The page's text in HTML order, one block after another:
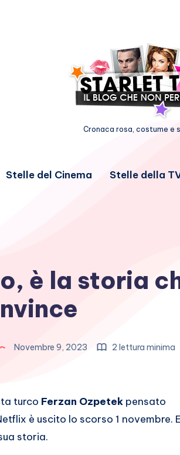
Cronaca rosa, costume e
Stelle del Cinema Stelle della
è la storia
Novembre 9, 2023 2 lettura minima
turco Ferzan Ozpetek pensato
è uscito lo scorso 1 novembre. E
storia.